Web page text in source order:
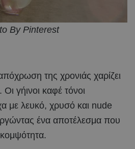
By Pinterest
της χρονιάς χαρίζει
γήινοι καφέ τόνοι
με λευκό, χρυσό και nude
ένα αποτέλεσμα που